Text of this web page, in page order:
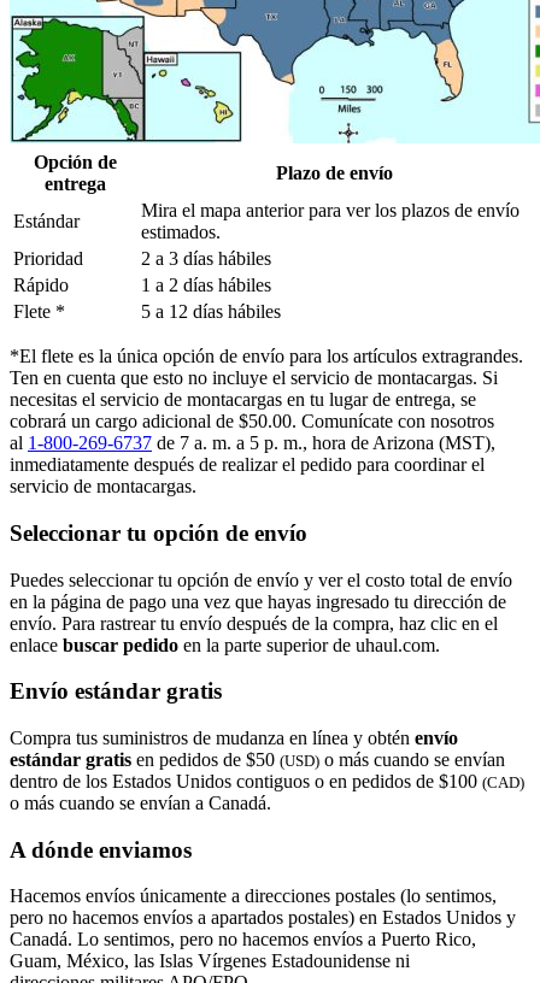
Opción de
entrega
Plazo de envío
Estándar
Mira el mapa anterior para ver los plazos de envío
estimados.
Prioridad
2 a 3 días hábiles
Rápido
1 a 2 días hábiles
Flete *
5 a 12 días hábiles
*El flete es la única opción de envío para los artículos extragrandes.
Ten en cuenta que esto no incluye el servicio de montacargas. Si
necesitas el servicio de montacargas en tu lugar de entrega, se
cobrará un cargo adicional de $50.00. Comunícate con nosotros
al 1-800-269-6737 de 7 a. m. a 5 p. m., hora de Arizona (MST),
inmediatamente después de realizar el pedido para coordinar el
servicio de montacargas.
Seleccionar tu opción de envío
Puedes seleccionar tu opción de envío y ver el costo total de envío
en la página de pago una vez que hayas ingresado tu dirección de
envío. Para rastrear tu envío después de la compra, haz clic en el
enlace buscar pedido​​​​​​​ en la parte superior de uhaul.com.
Envío estándar gratis
Compra tus suministros de mudanza en línea y obtén envío
estándar gratis en pedidos de $50 (USD) o más cuando se envían
dentro de los Estados Unidos contiguos o en pedidos de $100 (CAD)
o más cuando se envían a Canadá.
A dónde enviamos
Hacemos envíos únicamente a direcciones postales (lo sentimos,
pero no hacemos envíos a apartados postales) en Estados Unidos y
Canadá. Lo sentimos, pero no hacemos envíos a Puerto Rico,
Guam, México, las Islas Vírgenes Estadounidense ni